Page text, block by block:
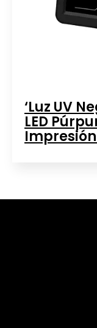
‘Luz UV
LED
Impresión